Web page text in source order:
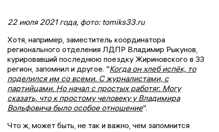
22 июля 2021 года, фото: tomiks33.ru
Хотя, например, заместитель координатора
регионального отделения ЛДПР Владимир Рыкунов,
курировавший последнюю поездку Жириновского в 33
регион, запомнил и другое. "Когда он хлеб испёк, то
поделился им со всеми. С журналистами, с
партийцами. Но начал с простых работяг. Могу
сказать, что к простому человеку у Владимира
Вольфовича было особое отношение".
Что ж, может быть, не так и важно, чем запомнится